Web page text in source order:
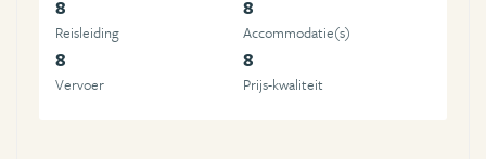
8
Reisleiding
8
Accommodatie(s)
8
Vervoer
8
Prijs-kwaliteit